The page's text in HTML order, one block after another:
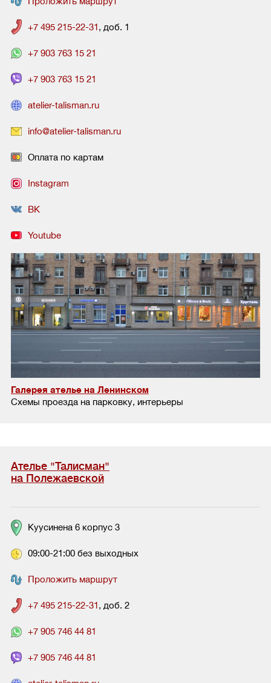
+7 495 215-22-31, доб. 1
+7 903 763 15 21
+7 903 763 15 21
atelier-talisman.ru
info@atelier-talisman.ru
Оплата по картам
Instagram
ВК
Youtube
Галерея ателье на Ленинском
Схемы проезда на парковку, интерьеры
Ателье "Талисман"
на Полежаевской
Куусинена 6 корпус 3
09:00-21:00 без выходных
Проложить маршрут
+7 495 215-22-31, доб. 2
+7 905 746 44 81
+7 905 746 44 81